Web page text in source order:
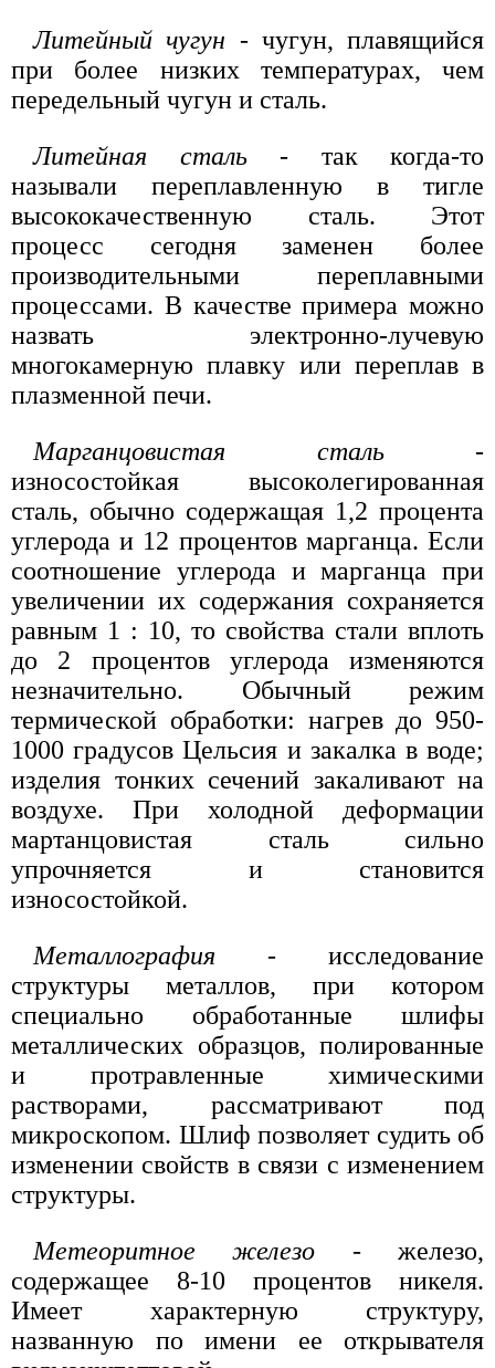
Литейный чугун - чугун, плавящийся
при более низких температурах, чем
передельный чугун и сталь.
Литейная сталь- так когда-то
называли переплавленную в тигле
высококачественную сталь. Этот
процесс сегодня заменен более
производительными переплавными
процессами. В качестве примера можно
назвать электронно-лучевую
многокамерную плавку или переплав в
плазменной печи.
Марганцовистая сталь-
износостойкая высоколегированная
сталь, обычно содержащая 1,2 процента
углерода и 12 процентов марганца. Если
соотношение углерода и марганца при
увеличении их содержания сохраняется
равным 1 : 10, то свойства стали вплоть
до 2 процентов углерода изменяются
незначительно. Обычный режим
термической обработки: нагрев до 950-
1000 градусов Цельсия и закалка в воде;
изделия тонких сечений закаливают на
воздухе. При холодной деформации
мартанцовистая сталь сильно
упрочняется и становится
износостойкой.
Металлография - исследование
структуры металлов, при котором
специально обработанные шлифы
металлических образцов, полированные
и протравленные химическими
растворами, рассматривают под
микроскопом. Шлиф позволяет судить об
изменении свойств в связи с изменением
структуры.
Метеоритное железо - железо,
содержащее 8-10 процентов никеля.
Имеет характерную структуру,
названную по имени ее открывателя